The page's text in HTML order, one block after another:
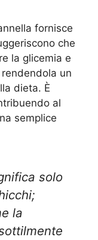
fornisce
che
la glicemia e
un
dieta. È
al
semplice
solo
la